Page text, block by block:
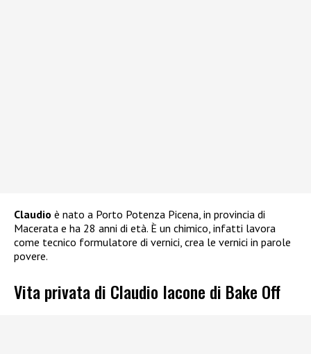
Claudio è nato a Porto Potenza Picena, in provincia di
Macerata e ha 28 anni di età. È un chimico, infatti lavora
come tecnico formulatore di vernici, crea le vernici in parole
povere.
Vita privata di Claudio Iacone di Bake Off